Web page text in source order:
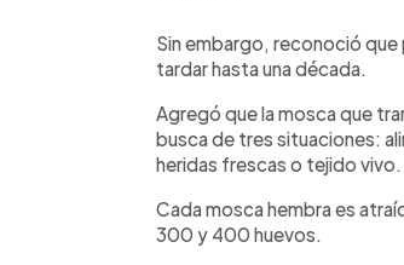
Sin embargo, reconoció que
tardar hasta una década.
Agregó que la mosca que
busca de tres situaciones:
heridas frescas o tejido vivo.
Cada mosca hembra es
300 y 400 huevos.